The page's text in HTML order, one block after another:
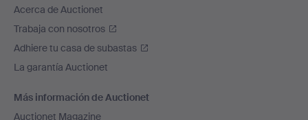
Acerca de Auctionet
Trabaja con nosotros
Adhiere tu casa de subastas
La garantía Auctionet
Más información de Auctionet
Auctionet Magazine